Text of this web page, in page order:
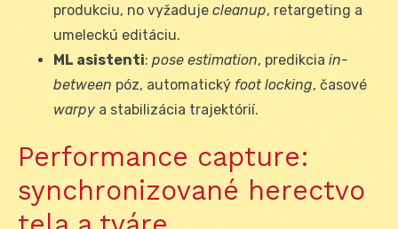
produkciu, no vyžaduje cleanup, retargeting a
umeleckú editáciu.
ML asistenti: pose estimation, predikcia in-
between póz, automatický foot locking, časové
warpy a stabilizácia trajektórií.
Performance capture:
synchronizované herectvo